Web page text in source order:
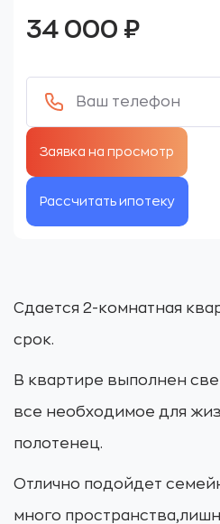
34 000 ₽
Рассчитать ипотеку
Сдается 2-комнатная
срок.
В квартире выполнен
все необходимое для
полотенец.
Отлично подойдет
много